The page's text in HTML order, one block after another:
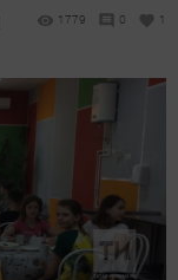
1779 0 1